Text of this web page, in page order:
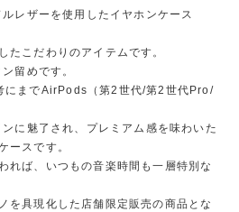
レザーを使用したイヤホンケース
たこだわりのアイテムです。
留めです。
にまでAirPods（第2世代/第2世代Pro/
に魅了され、プレミアム感を味わいた
ースです。
れば、いつもの音楽時間も一層特別な
を具現化した店舗限定販売の商品とな